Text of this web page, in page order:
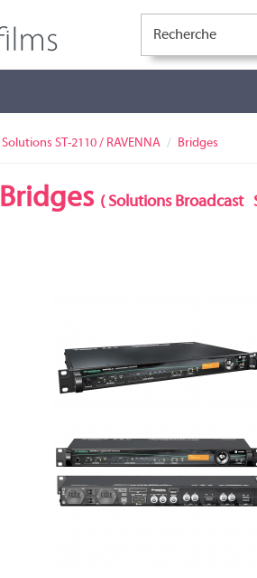
Solutions ST-2110 / RAVENNA Bridges
Bridges (Solutions Broadcast
MONTONE.42
Convertisseur MADI / Audio IP
4 Slots MADI
2 x RJ45
1U